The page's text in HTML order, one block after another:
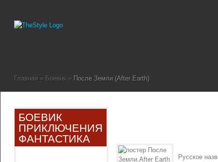
Главная » Боевик » После Земли (After Earth)
БОЕВИК
ПРИКЛЮЧЕНИЯ
ФАНТАСТИКА
Русское